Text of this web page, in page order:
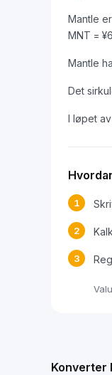
Mantle
MNT =
Mantle
Det
I løpet
1
2
3
Konverter